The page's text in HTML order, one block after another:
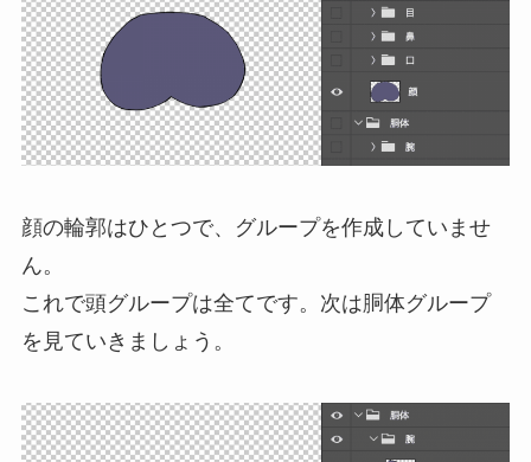
顔の輪郭はひとつで、グループを作成していませ
ん。
これで頭グループは全てです。次は胴体グループ
を見ていきましょう。